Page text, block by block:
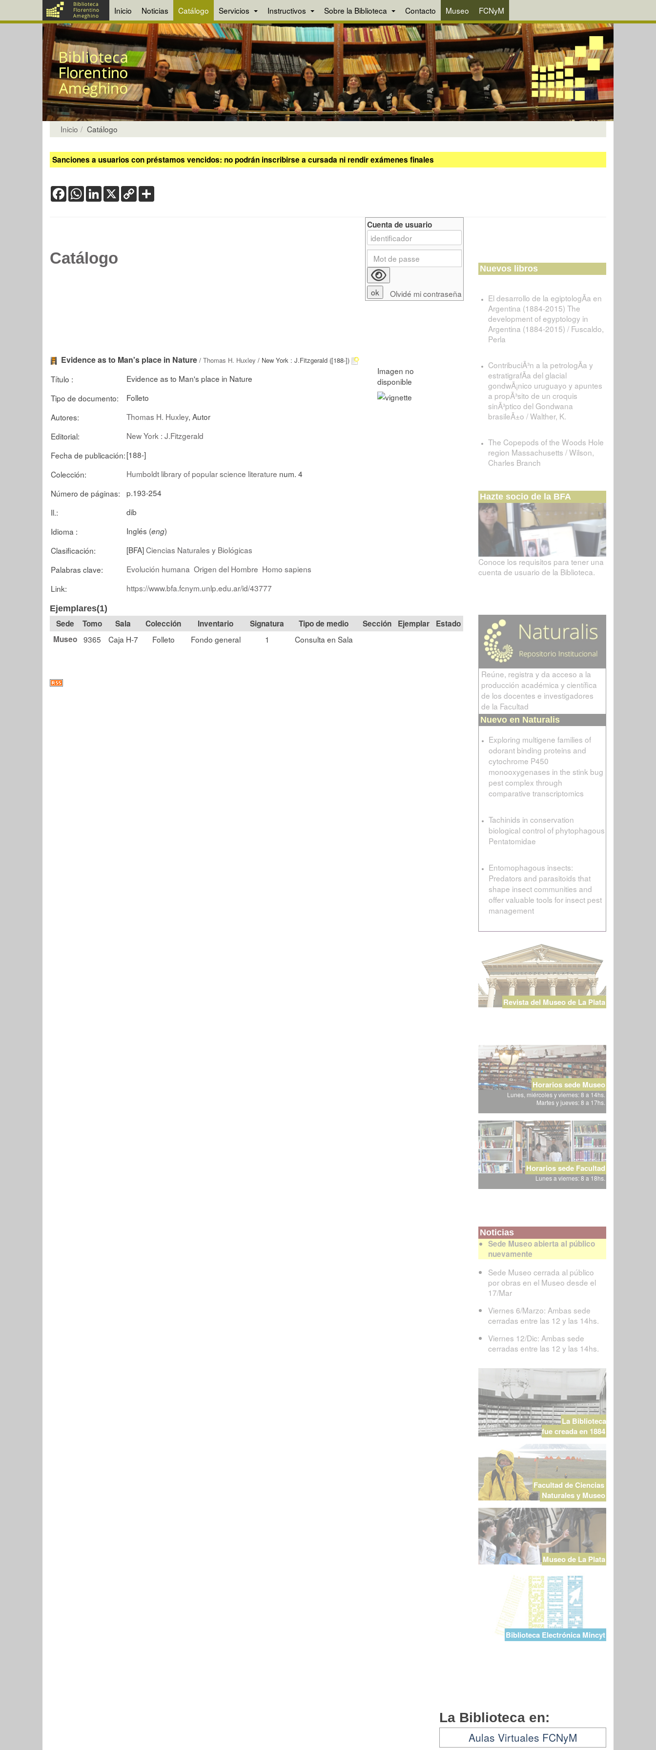
Inicio Noticias Catálogo Servicios Instructivos Sobre la Biblioteca Contacto Museo FCNyM
Inicio Catálogo
Sanciones a usuarios con préstamos vencidos: no podrán inscribirse a cursada ni rendir exámenes finales
FacebookWhatsApp
LinkedIn
X Copy
Link
Catálogo
Evidence as to Man's place in Nature / Thomas H. Huxley / New York : J.Fitzgerald ([188-])
Título :
Evidence as to Man's place in Nature
Tipo de documento:
Folleto
Autores:
Thomas H. Huxley, Autor
Editorial:
New York : J.Fitzgerald
Fecha de publicación:[188-]
Colección:
Humboldt library of popular science literature num. 4
Número de páginas:
p.193-254
Il.:
dib
Idioma :
Inglés (eng)
Clasificación:
[BFA]Ciencias Naturales y Biológicas
Palabras clave:
Evolución humana Origen del Hombre Homo sapiens
Link:
https://www.bfa.fcnym.unlp.edu.ar/id/43777
Ejemplares(1)
Tomo Sala Colección Signatura Tipo de medio Sección
Estado
Museo 9365 Caja H-7 Folleto Fondo general 1 Consulta en Sala
Cuenta de usuario
Olvidé mi contraseña
Nuevos libros
El desarrollo de la egiptologÃ­a en
Argentina (1884-2015) The
development of egyptology in
Argentina (1884-2015) / Fuscaldo,
Perla
ContribuciÃ³n a la petrologÃ­a y
estratigrafÃ­a del glacial
gondwÃ¡nico uruguayo y apuntes
a propÃ³sito de un croquis
sinÃ³ptico del Gondwana
brasileÃ±o / Walther, K.
The Copepods of the Woods Hole
region Massachusetts / Wilson,
Charles Branch
Hazte socio de la BFA
Conoce los requisitos para tener una
cuenta de usuario de la Biblioteca.
Reúne, registra y da acceso a la
producción académica y científica
de los docentes e investigadores
de la Facultad
Nuevo en Naturalis
Exploring multigene families of
odorant binding proteins and
cytochrome P450
monooxygenases in the stink bug
pest complex through
comparative transcriptomics
Tachinids in conservation
biological control of phytophagous
Pentatomidae
Entomophagous insects:
Predators and parasitoids that
shape insect communities and
offer valuable tools for insect pest
management
Revista del Museo de La Plata
Horarios sede Museo
Lunes, miércoles y viernes: 8 a 14hs.
Martes y jueves: 8 a 17hs.
Horarios sede Facultad
Lunes a viernes: 8 a 18hs.
Noticias
Sede Museo abierta al público
nuevamente
Sede Museo cerrada al público
por obras en el Museo desde el
17/Mar
Viernes 6/Marzo: Ambas sede
cerradas entre las 12 y las 14hs.
Viernes 12/Dic: Ambas sede
cerradas entre las 12 y las 14hs.
La Biblioteca
fue creada en 1884
Facultad de Ciencias
Naturales y Museo
Museo de La Plata
Biblioteca Electrónica Mincyt
La Biblioteca en:
Aulas Virtuales FCNyM